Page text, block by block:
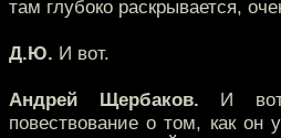
там глубоко раскрывается,
Д.Ю. И вот.
Андрей Щербаков. И вот
повествование о том, как он